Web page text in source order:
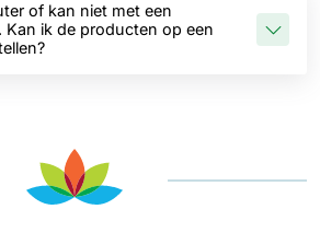
of kan niet met een
ik de producten op een